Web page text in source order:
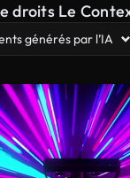
droits Le
générés par l’IA